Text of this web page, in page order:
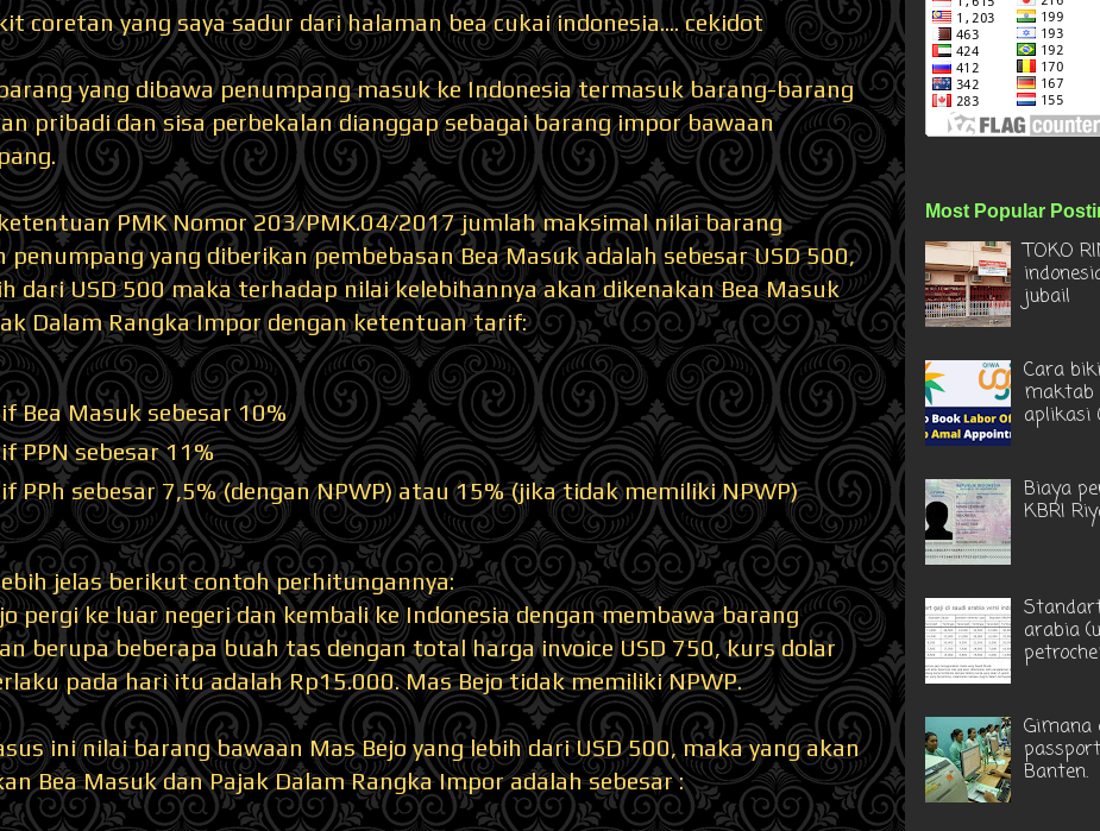
coretan yang saya sadur dari halaman bea cukai indonesia.... cekidot
yang dibawa penumpang masuk ke Indonesia termasuk barang-barang
pribadi dan sisa perbekalan dianggap sebagai barang impor bawaan
PMK Nomor 203/PMK.04/2017 jumlah maksimal nilai barang
penumpang yang diberikan pembebasan Bea Masuk adalah sebesar USD 500,
dari USD 500 maka terhadap nilai kelebihannya akan dikenakan Bea Masuk
Dalam Rangka Impor dengan ketentuan tarif:
Bea Masuk sebesar 10%
PPN sebesar 11%
PPh sebesar 7,5% (dengan NPWP) atau 15% (jika tidak memiliki NPWP)
jelas berikut contoh perhitungannya:
pergi ke luar negeri dan kembali ke Indonesia dengan membawa barang
berupa beberapa buah tas dengan total harga invoice USD 750, kurs dolar
pada hari itu adalah Rp15.000. Mas Bejo tidak memiliki NPWP.
ini nilai barang bawaan Mas Bejo yang lebih dari USD 500, maka yang akan
Bea Masuk dan Pajak Dalam Rangka Impor adalah sebesar :
Most Popular
TOKO
jubail
Cara
aplikasi
Biaya
KBRI
arabia
Gimana
Banten.